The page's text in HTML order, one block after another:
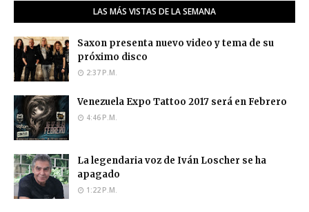
LAS MÁS VISTAS DE LA SEMANA
Saxon presenta nuevo video y tema de su
próximo disco
2:37 P.M.
Venezuela Expo Tattoo 2017 será en Febrero
4:46 P.M.
La legendaria voz de Iván Loscher se ha
apagado
1:22 P.M.